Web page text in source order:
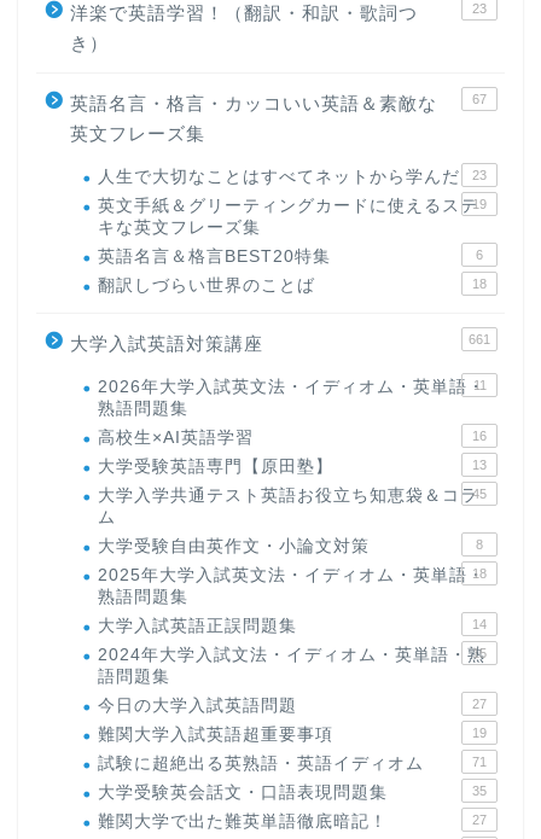
洋楽で英語学習！（翻訳・和訳・歌詞つ
き）
23
英語名言・格言・カッコいい英語＆素敵な
英文フレーズ集
67
人生で大切なことはすべてネットから学んだ 23
英文手紙＆グリーティングカードに使えるステ
キな英文フレーズ集
19
英語名言＆格言BEST20特集 6
翻訳しづらい世界のことば 18
大学入試英語対策講座 661
2026年大学入試英文法・イディオム・英単語・
熟語問題集
11
高校生×AI英語学習 16
大学受験英語専門【原田塾】 13
大学入学共通テスト英語お役立ち知恵袋＆コラ
ム
45
大学受験自由英作文・小論文対策 8
2025年大学入試英文法・イディオム・英単語・
熟語問題集
18
大学入試英語正誤問題集 14
2024年大学入試文法・イディオム・英単語・熟
語問題集
15
今日の大学入試英語問題 27
難関大学入試英語超重要事項 19
試験に超絶出る英熟語・英語イディオム 71
大学受験英会話文・口語表現問題集 35
難関大学で出た難英単語徹底暗記！ 27